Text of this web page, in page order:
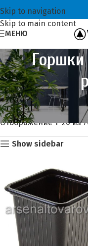
Skip to navigation
Skip to main content
МЕНЮ
Горшки
Главная Всё для
Горшки и кассеты для
Отображение 1–20 из
Show sidebar